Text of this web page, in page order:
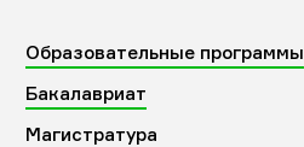
Образовательные программы
Бакалавриат
Магистратура